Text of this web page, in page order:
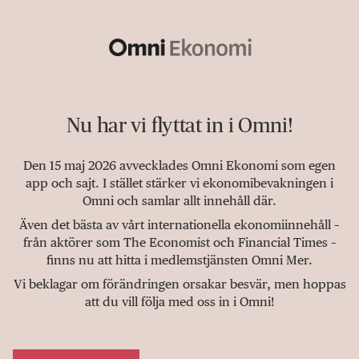
Nu har vi flyttat in i Omni!
Den 15 maj 2026 avvecklades Omni Ekonomi som egen
app och sajt. I stället stärker vi ekonomibevakningen i
Omni och samlar allt innehåll där.
Även det bästa av vårt internationella ekonomiinnehåll –
från aktörer som The Economist och Financial Times –
finns nu att hitta i medlemstjänsten Omni Mer.
Vi beklagar om förändringen orsakar besvär, men hoppas
att du vill följa med oss in i Omni!